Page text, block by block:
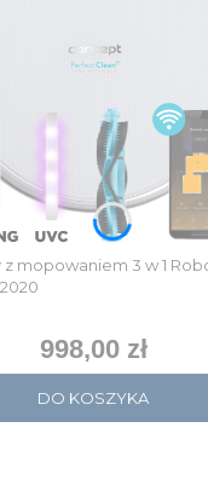
3 w 1 RoboCross Gyro
Cena
998,00 zł
DO KOSZYKA